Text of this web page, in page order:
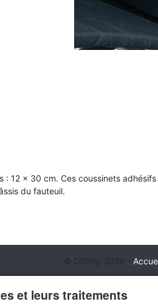
: 12 x 30 cm. Ces coussinets
du fauteuil.
© DSh0p 2026 -
et leurs traitements